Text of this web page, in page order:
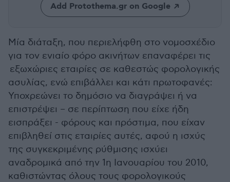
Add Protothema.gr on Google
Μία διάταξη, που περιελήφθη στο νομοσχέδιο
για τον ενιαίο φόρο ακινήτων επαναφέρει τις
εξωχώριες εταιρίες σε καθεστώς φορολογικής
ασυλίας, ενώ επιβάλλει και κάτι πρωτοφανές:
Υποχρεώνει το δημόσιο να διαγράψει ή να
επιστρέψει – σε περίπτωση που είχε ήδη
εισπράξει - φόρους και πρόστιμα, που είχαν
επιβληθεί στις εταιρίες αυτές, αφού η ισχύς
της συγκεκριμένης ρύθμισης ισχύει
αναδρομικά από την 1η Ιανουαρίου του 2010,
καθιστώντας όλους τους φορολογικούς